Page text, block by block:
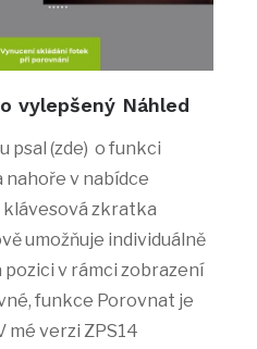
vylepšený Náhled
psal (zde) o funkci
nahoře v nabídce
klávesová zkratka
umožňuje individuálně
v rámci zobrazení
funkce Porovnat je
mé verzi ZPS14